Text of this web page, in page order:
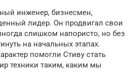
инженер, бизнесмен,
лидер. Он продвигал свои
слишком напористо, но без
на начальных этапах.
помогли Стиву стать
техники таким, каким мы